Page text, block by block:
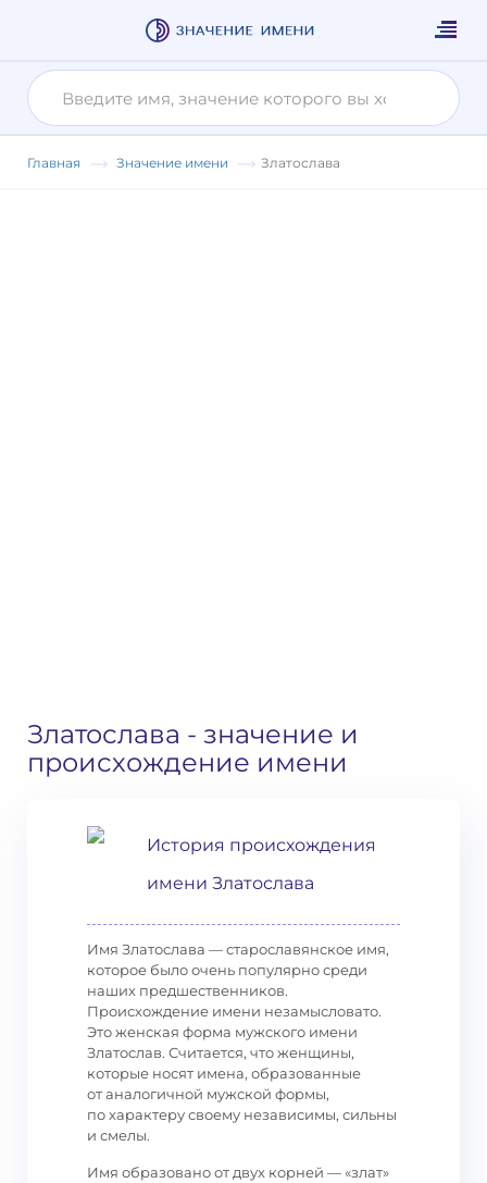
Главная Значение имени Златослава
Златослава - значение и
происхождение имени
История происхождения
имени Златослава
Имя Златослава — старославянское имя,
которое было очень популярно среди
наших предшественников.
Происхождение имени незамысловато.
Это женская форма мужского имени
Златослав. Считается, что женщины,
которые носят имена, образованные
от аналогичной мужской формы,
по характеру своему независимы, сильны
и смелы.
Имя образовано от двух корней — «злат»